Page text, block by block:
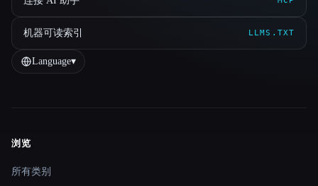
机器可读索引 LLMS.TXT
Language▾
Site navigation
浏览
所有类别